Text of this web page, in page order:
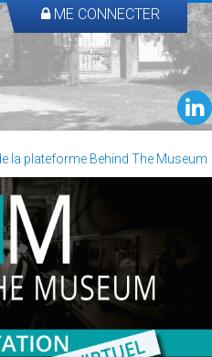
ME CONNECTER
la plateforme Behind The Museum